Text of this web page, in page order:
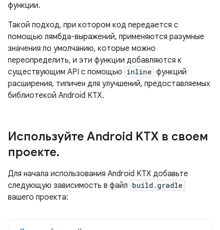
функции.
Такой подход, при котором код передается с
помощью лямбда-выражений, применяются разумные
значения по умолчанию, которые можно
переопределить, и эти функции добавляются к
существующим API с помощью inline функций
расширения, типичен для улучшений, предоставляемых
библиотекой Android KTX.
Используйте Android KTX в своем
проекте.
Для начала использования Android KTX добавьте
следующую зависимость в файл build.gradle
вашего проекта: